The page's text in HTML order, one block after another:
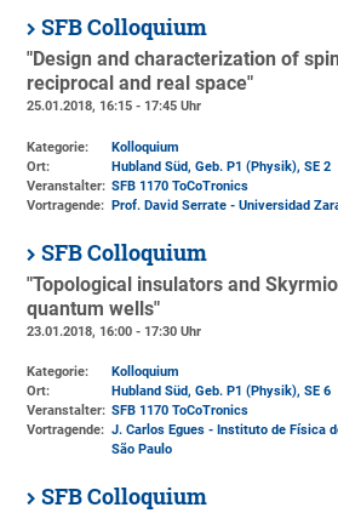
SFB Colloquium
"Design and characterization of
reciprocal and real space"
25.01.2018, 16:15 - 17:45 Uhr
Kategorie:
Kolloquium
Ort:
Hubland Süd, Geb. P1 (Physik), SE 2
Veranstalter: SFB 1170 ToCoTronics
Vortragende: Prof. David Serrate - Universidad
SFB Colloquium
"Topological insulators and
quantum wells"
23.01.2018, 16:00 - 17:30 Uhr
Kategorie:
Kolloquium
Ort:
Hubland Süd, Geb. P1 (Physik), SE 6
Veranstalter: SFB 1170 ToCoTronics
Vortragende: J. Carlos Egues - Instituto de Física
São Paulo
SFB Colloquium